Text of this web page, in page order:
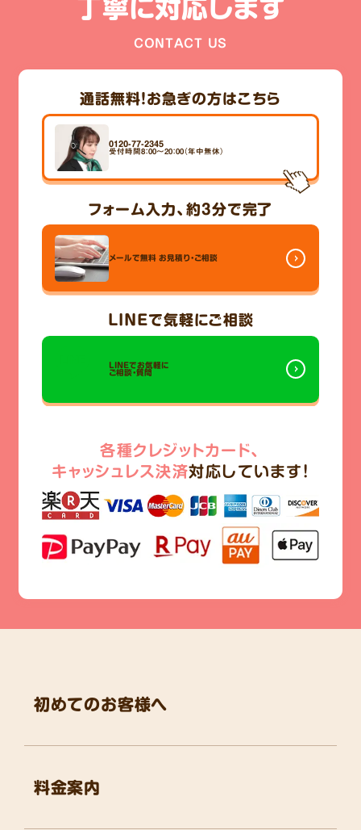
丁寧に対応します
CONTACT US
通話無料！お急ぎの方はこちら
0120-77-2345
受付時間8：00～20：00（年中無休）
フォーム入力、 約3分で完了
メールで無料 お見積り・ご相談
LINEで気軽にご相談
LINEでお気軽に
ご相談・質問
各種クレジットカード、
キャッシュレス決済対応しています!
初めてのお客様へ
料金案内